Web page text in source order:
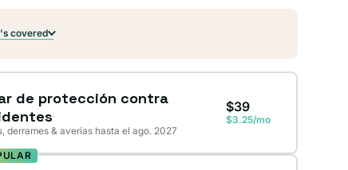
covered
de protección contra
derrames & averías hasta el ago. 2027
$39
$3.25/mo